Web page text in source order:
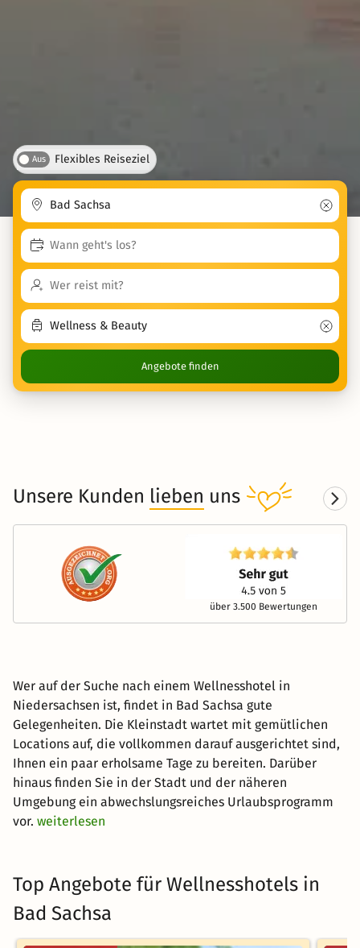
Aus Flexibles Reiseziel
Angebote finden
Unsere Kunden lieben uns
über 3.500 Bewertungen
Wer auf der Suche nach einem Wellnesshotel in
Niedersachsen ist, findet in Bad Sachsa gute
Gelegenheiten. Die Kleinstadt wartet mit gemütlichen
Locations auf, die vollkommen darauf ausgerichtet sind,
Ihnen ein paar erholsame Tage zu bereiten. Darüber
hinaus finden Sie in der Stadt und der näheren
Umgebung ein abwechslungsreiches Urlaubsprogramm
vor. weiterlesen
Top Angebote für Wellnesshotels in
Bad Sachsa